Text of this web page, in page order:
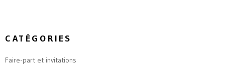
CATÉGORIES
Faire-part et invitations